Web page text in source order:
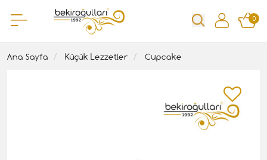
0
Ana Sayfa Küçük Lezzetler Cupcake